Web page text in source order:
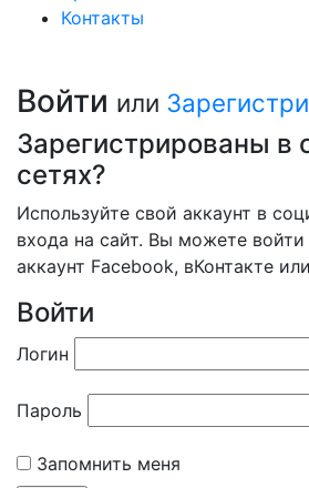
Контакты
Войти или
Зарегистрированы в
сетях?
Используйте свой аккаунт в
входа на сайт. Вы можете войти
аккаунт Facebook, вКонтакте
Войти
Логин
Пароль
Запомнить меня